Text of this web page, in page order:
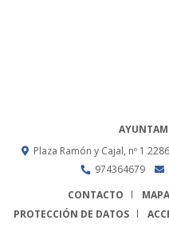
Plaza Ramón y Cajal, nº 1
974364679
CONTACTO
PROTECCIÓN DE DATOS